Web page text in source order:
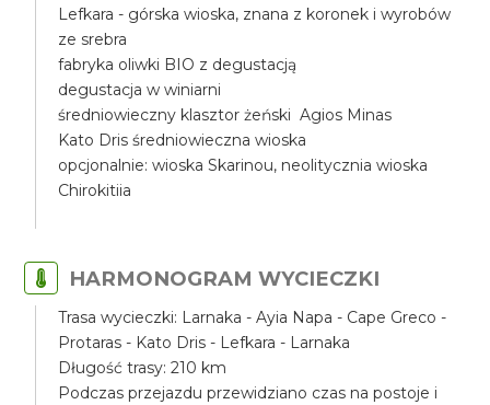
Lefkara - górska wioska, znana z koronek i wyrobów
ze srebra
fabryka oliwki BIO z degustacją
degustacja w winiarni
średniowieczny klasztor żeński Agios Minas
Kato Dris średniowieczna wioska
opcjonalnie: wioska Skarinou, neolitycznia wioska
Chirokitiia
HARMONOGRAM WYCIECZKI
Trasa wycieczki: Larnaka - Ayia Napa - Cape Greco -
Protaras - Kato Dris - Lefkara - Larnaka
Długość trasy: 210 km
Podczas przejazdu przewidziano czas na postoje i